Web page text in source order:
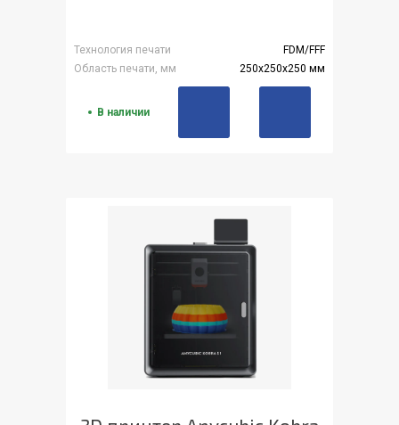
Технология печати
FDM/FFF
Область печати, мм
250x250x250 мм
В наличии